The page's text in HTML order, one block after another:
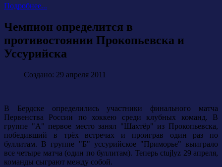
Подробнее...
Чемпион определится в
противостоянии Прокопьевска и
Уссурийска
Создано: 29 апреля 2011
В Бердске определились участники финального матча
Первенства России по хоккею среди клубных команд. В
группе "А" первое место занял "Шахтёр" из Прокопьевска,
победивший в трёх встречах и проиграв один раз по
буллитам. В группе "Б" уссурийское "Приморье" выиграло
все четыре матча (один по буллитам). Теперь ctujlyz 29 апреля,
команды сыграют между собой.